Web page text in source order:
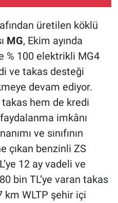
üretilen köklü
MG, Ekim ayında
% 100 elektrikli MG4
ve takas desteği
devam ediyor.
hem de kredi
imkânı
ve sınıfının
çıkan benzinli ZS
12 ay vadeli ve
bin TL’ye varan takas
km WLTP şehir içi